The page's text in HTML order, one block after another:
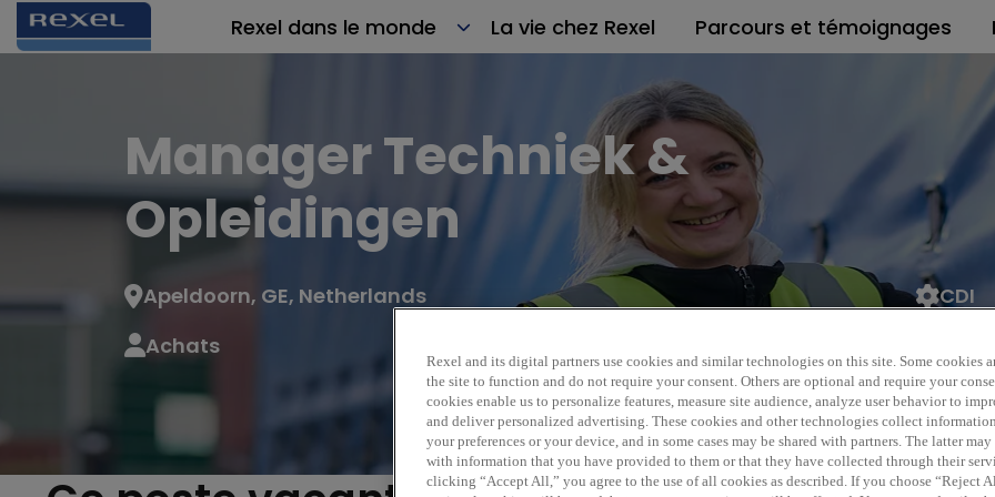
Rexel dans le monde La vie chez Rexel Parcours et témoignages
Manager Techniek &
Opleidingen
Apeldoorn, GE, Netherlands
CDI
Achats
Rexel and its digital partners use cookies and similar technologies on this site. Some cookies
the site to function and do not require your consent. Others are optional and require your
cookies enable us to personalize features, measure site audience, analyze user behavior to
and deliver personalized advertising. These cookies and other technologies collect
your preferences or your device, and in some cases may be shared with partners. The latter
with information that you have provided to them or that they have collected through their
clicking “Accept All,” you agree to the use of all cookies as described. If you choose “Reject